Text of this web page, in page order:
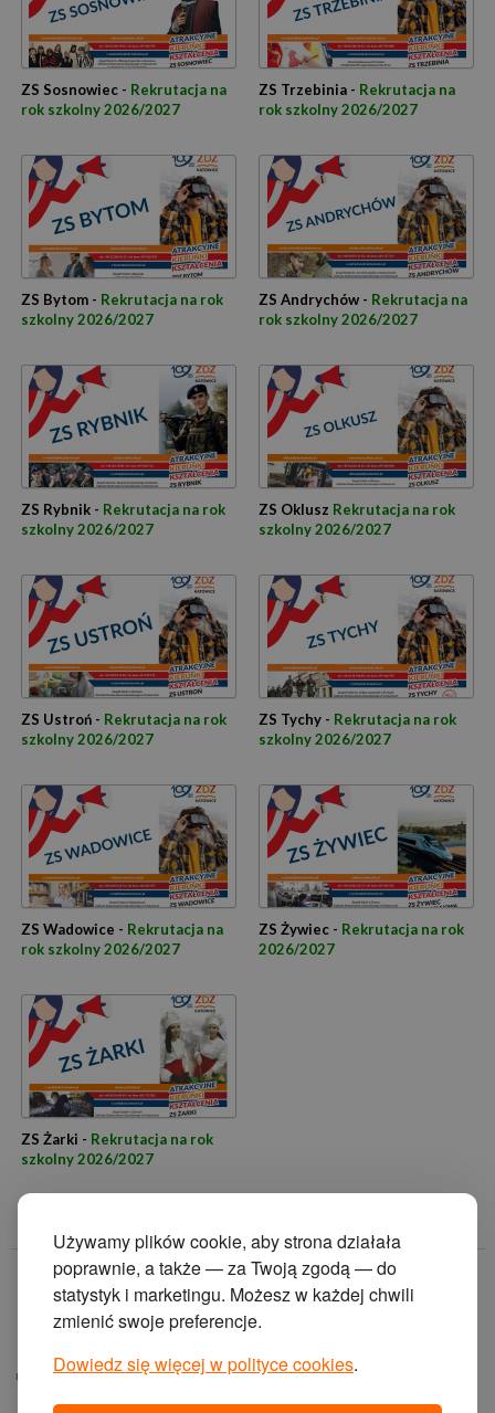
Używamy plików cookie, aby strona działała
poprawnie, a także — za Twoją zgodą — do
statystyk i marketingu. Możesz w każdej chwili
zmienić swoje preferencje.
Dowiedz się więcej w polityce cookies.
ZS Sosnowiec - Rekrutacja na
rok szkolny 2026/2027
ZS Trzebinia - Rekrutacja na
rok szkolny 2026/2027
ZS Bytom - Rekrutacja na rok
szkolny 2026/2027
ZS Andrychów - Rekrutacja na
rok szkolny 2026/2027
ZS Rybnik - Rekrutacja na rok
szkolny 2026/2027
ZS Oklusz Rekrutacja na rok
szkolny 2026/2027
ZS Ustroń - Rekrutacja na rok
szkolny 2026/2027
ZS Tychy - Rekrutacja na rok
szkolny 2026/2027
ZS Wadowice - Rekrutacja na
rok szkolny 2026/2027
ZS Żywiec - Rekrutacja na rok
2026/2027
ZS Żarki - Rekrutacja na rok
szkolny 2026/2027
© 2014 Zakład
Doskonalenia
Zawodowego w
ul. Krasińskiego 2, 40-